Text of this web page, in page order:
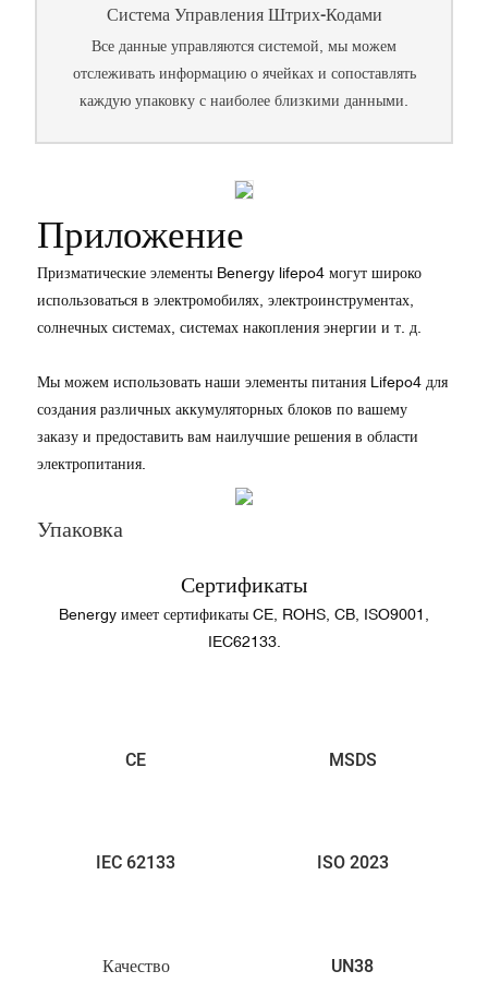
Система Управления Штрих-Кодами
Все данные управляются системой, мы можем
отслеживать информацию о ячейках и сопоставлять
каждую упаковку с наиболее близкими данными.
Приложение
Призматические элементы Benergy lifepo4 могут широко
использоваться в электромобилях, электроинструментах,
солнечных системах, системах накопления энергии и т. д.
Мы можем использовать наши элементы питания Lifepo4 для
создания различных аккумуляторных блоков по вашему
заказу и предоставить вам наилучшие решения в области
электропитания.
Упаковка
Сертификаты
Benergy имеет сертификаты CE, ROHS, CB, ISO9001,
IEC62133.
CE MSDS
IEC 62133 ISO 2023
Качество UN38